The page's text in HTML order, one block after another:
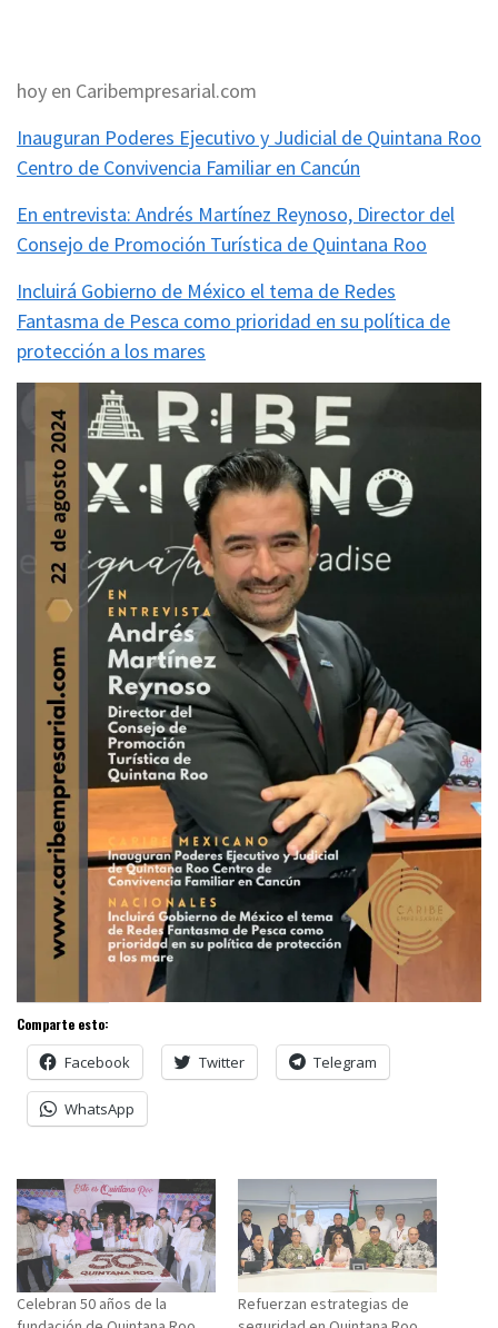
hoy en Caribempresarial.com
Inauguran Poderes Ejecutivo y Judicial de Quintana Roo
Centro de Convivencia Familiar en Cancún
En entrevista: Andrés Martínez Reynoso, Director del
Consejo de Promoción Turística de Quintana Roo
Incluirá Gobierno de México el tema de Redes
Fantasma de Pesca como prioridad en su política de
protección a los mares
Comparte esto:
Facebook Twitter Telegram
WhatsApp
Celebran 50 años de la
Refuerzan estrategias de